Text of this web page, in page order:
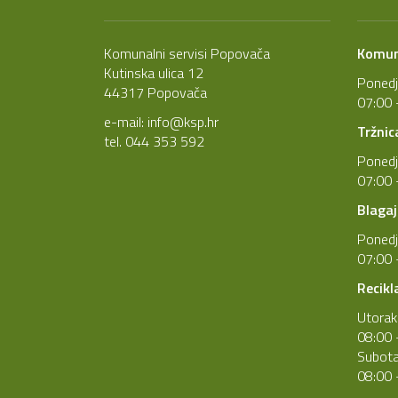
Komunalni servisi Popovača
Kutinska ulica 12
44317 Popovača
e-mail: info@ksp.hr
tel. 044 353 592
07:00
07:00
07:00
08:00
08:00